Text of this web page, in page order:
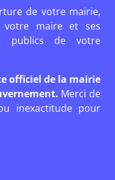
de votre mairie,
votre maire et ses
publics de votre
officiel de la mairie
Merci de
inexactitude pour